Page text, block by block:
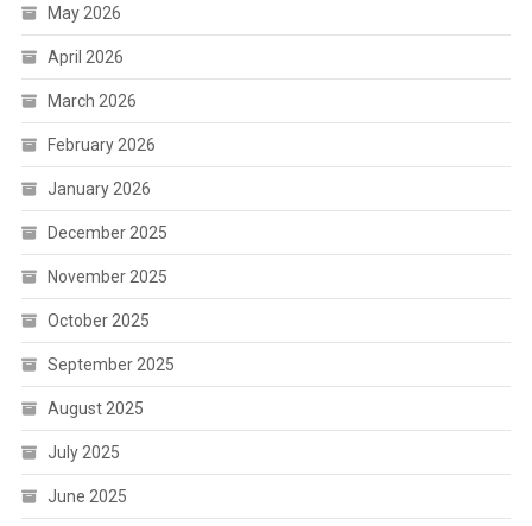
May 2026
April 2026
March 2026
February 2026
January 2026
December 2025
November 2025
October 2025
September 2025
August 2025
July 2025
June 2025